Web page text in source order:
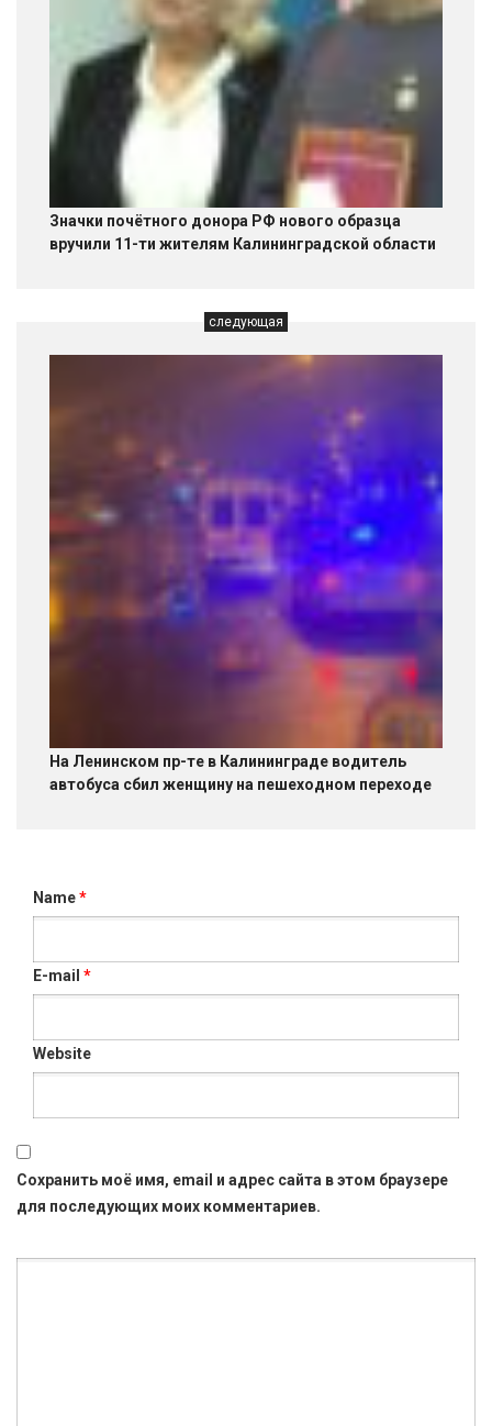
Значки почётного донора РФ нового образца
вручили 11-ти жителям Калининградской области
следующая
На Ленинском пр-те в Калининграде водитель
автобуса сбил женщину на пешеходном переходе
Name*
E-mail *
Website
Сохранить моё имя, email и адрес сайта в этом браузере
для последующих моих комментариев.